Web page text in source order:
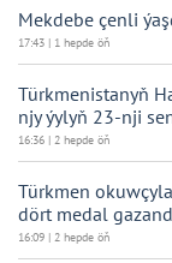
Mekdebe çenli
17:43 | 1 hepde öň
Türkmenistanyň
njy ýylyň 23-nji
16:36 | 2 hepde öň
Türkmen
dört medal
16:09 | 2 hepde öň